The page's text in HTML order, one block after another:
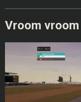
Vroom vroom